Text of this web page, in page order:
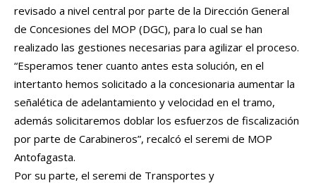
revisado a nivel central por parte de la Dirección General
de Concesiones del MOP (DGC), para lo cual se han
realizado las gestiones necesarias para agilizar el proceso.
“Esperamos tener cuanto antes esta solución, en el
intertanto hemos solicitado a la concesionaria aumentar la
señalética de adelantamiento y velocidad en el tramo,
además solicitaremos doblar los esfuerzos de fiscalización
por parte de Carabineros”, recalcó el seremi de MOP
Antofagasta.
Por su parte, el seremi de Transportes y